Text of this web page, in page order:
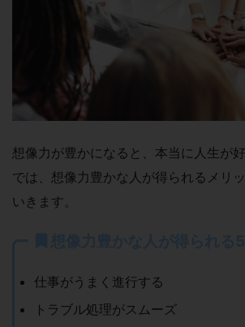
想像力が豊かになると、本当に人生が
では、想像力豊かな人が得られるメリ
いきます。
仕事がうまく進行する
トラブル処理がスムーズ